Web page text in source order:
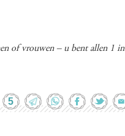
of vrouwen – u bent allen 1 in
5